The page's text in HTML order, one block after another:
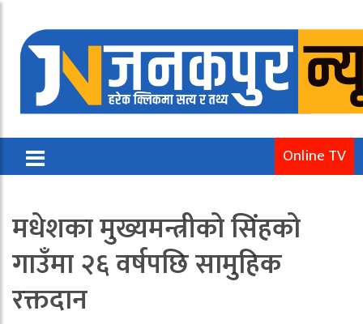
Online TV
मधेशका मुख्यमन्त्रीको सिंहको
गाउँमा २६ वर्षपछि सामुहिक
रक्तदान